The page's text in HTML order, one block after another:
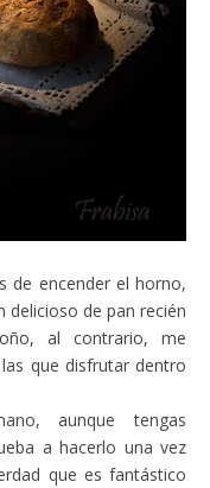
de encender el horno,
delicioso de pan recién
al contrario, me
que disfrutar dentro
aunque tengas
a hacerlo una vez
que es fantástico